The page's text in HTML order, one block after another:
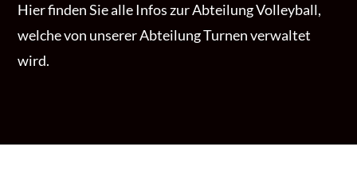
Hier finden Sie alle Infos zur Abteilung Volleyball,
welche von unserer Abteilung Turnen verwaltet
wird.